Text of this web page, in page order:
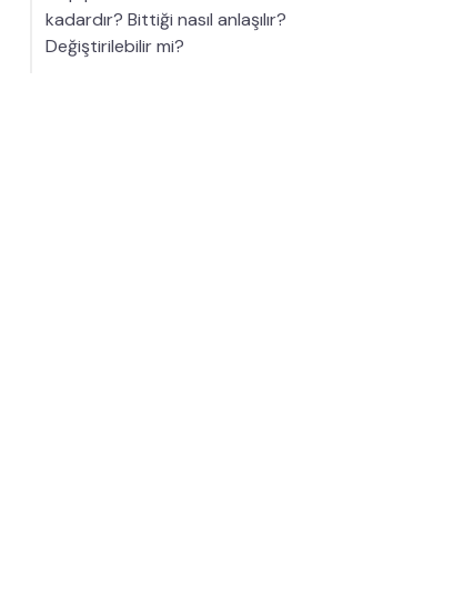
kadardır? Bittiği nasıl anlaşılır?
Değiştirilebilir mi?